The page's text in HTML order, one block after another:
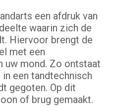
een afdruk van
waarin zich de
Hiervoor brengt de
met een
uw mond. Zo ontstaat
een tandtechnisch
gegoten. Op dit
of brug gemaakt.